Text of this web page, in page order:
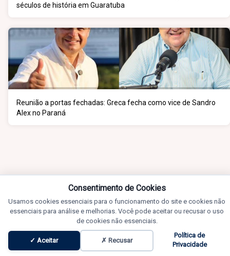
séculos de história em Guaratuba
Reunião a portas fechadas: Greca fecha como vice de Sandro
Alex no Paraná
Notícias
Consentimento de Cookies
Usamos cookies essenciais para o funcionamento do site e cookies não
essenciais para análise e melhorias. Você pode aceitar ou recusar o uso
de cookies não essenciais.
✓ Aceitar ✗ Recusar
Política de
Privacidade